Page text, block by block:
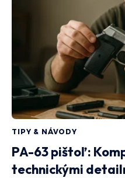
TIPY & NÁVODY
PA-63 pištoľ:
technickými